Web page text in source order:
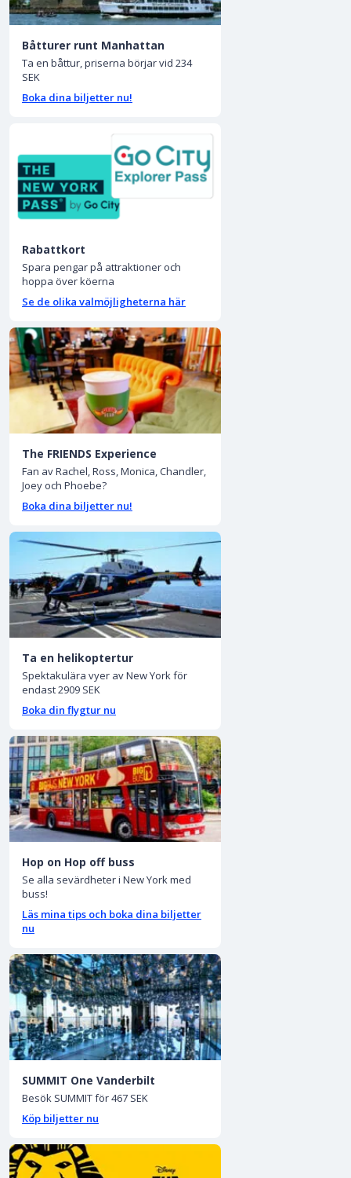
Båtturer runt Manhattan
Ta en båttur, priserna börjar vid 234
SEK
Boka dina biljetter nu!
Rabattkort
Spara pengar på attraktioner och
hoppa över köerna
Se de olika valmöjligheterna här
The FRIENDS Experience
Fan av Rachel, Ross, Monica, Chandler,
Joey och Phoebe?
Boka dina biljetter nu!
Ta en helikoptertur
Spektakulära vyer av New York för
endast 2909 SEK
Boka din flygtur nu
Hop on Hop off buss
Se alla sevärdheter i New York med
buss!
Läs mina tips och boka dina biljetter
nu
SUMMIT One Vanderbilt
Besök SUMMIT för 467 SEK
Köp biljetter nu